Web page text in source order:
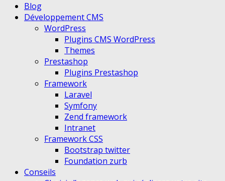
menu
menu
Blog
Développement CMS
WordPress
Plugins CMS WordPress
Themes
Prestashop
Plugins Prestashop
Framework
Laravel
Symfony
Zend framework
Intranet
Framework CSS
Bootstrap twitter
Foundation zurb
Conseils